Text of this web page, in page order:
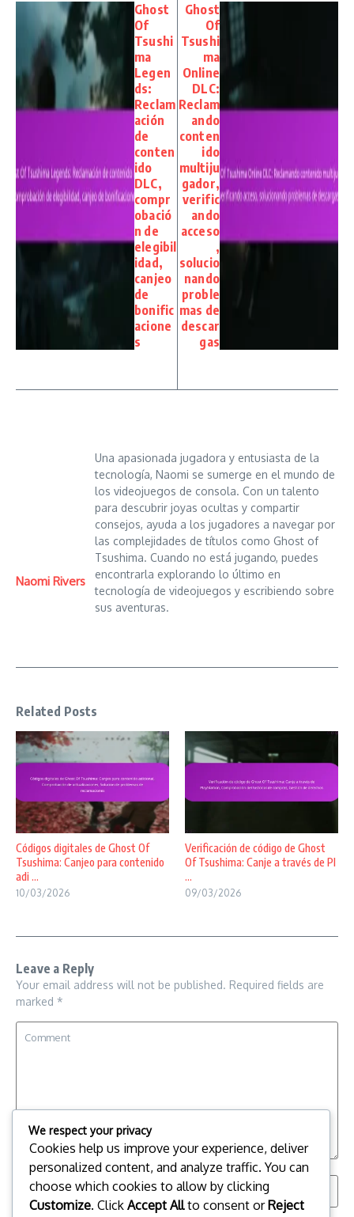
Ghost
Of
Tsushi
ma
Legen
ds:
Reclam
ación
de
conten
ido
DLC,
compr
obació
n de
elegibil
idad,
canjeo
de
bonific
acione
s
Ghost
Of
Tsushi
ma
Online
DLC:
Reclam
ando
conten
ido
multiju
gador,
verific
ando
acceso
,
solucio
nando
proble
mas de
descar
gas
Naomi Rivers
Una apasionada jugadora y entusiasta de la
tecnología, Naomi se sumerge en el mundo de
los videojuegos de consola. Con un talento
para descubrir joyas ocultas y compartir
consejos, ayuda a los jugadores a navegar por
las complejidades de títulos como Ghost of
Tsushima. Cuando no está jugando, puedes
encontrarla explorando lo último en
tecnología de videojuegos y escribiendo sobre
sus aventuras.
Related Posts
Códigos digitales de Ghost Of
Tsushima: Canjeo para contenido
adi ...
10/03/2026
Verificación de código de Ghost
Of Tsushima: Canje a través de Pl
...
09/03/2026
Leave a Reply
Your email address will not be published. Required fields are
marked *
We respect your privacy
Cookies help us improve your experience, deliver
personalized content, and analyze traffic. You can
choose which cookies to allow by clicking
Customize. Click Accept Allto consent orReject